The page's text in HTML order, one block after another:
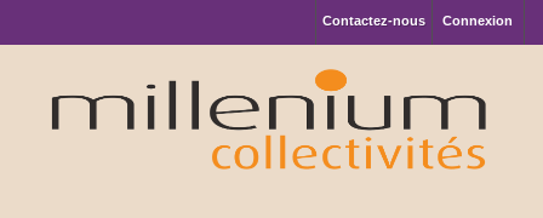
Connexion
Contactez-nous